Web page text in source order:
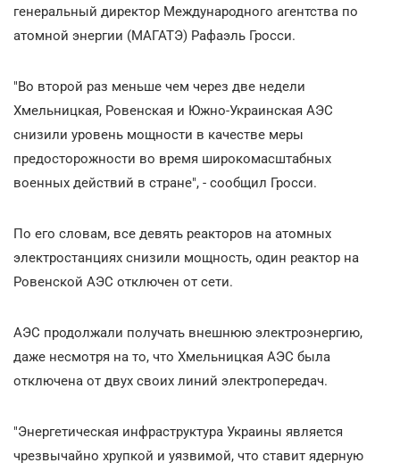
генеральный директор Международного агентства по
атомной энергии (МАГАТЭ) Рафаэль Гросси.
"Во второй раз меньше чем через две недели
Хмельницкая, Ровенская и Южно-Украинская АЭС
снизили уровень мощности в качестве меры
предосторожности во время широкомасштабных
военных действий в стране", - сообщил Гросси.
По его словам, все девять реакторов на атомных
электростанциях снизили мощность, один реактор на
Ровенской АЭС отключен от сети.
АЭС продолжали получать внешнюю электроэнергию,
даже несмотря на то, что Хмельницкая АЭС была
отключена от двух своих линий электропередач.
"Энергетическая инфраструктура Украины является
чрезвычайно хрупкой и уязвимой, что ставит ядерную